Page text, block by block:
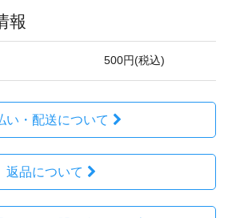
報
500円(税込)
い・配送について
返品について